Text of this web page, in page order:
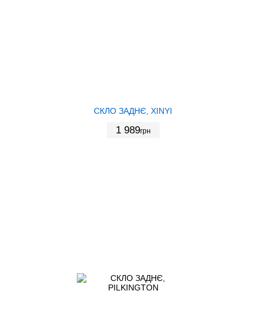
СКЛО ЗАДНЄ, XINYI
1 989грн